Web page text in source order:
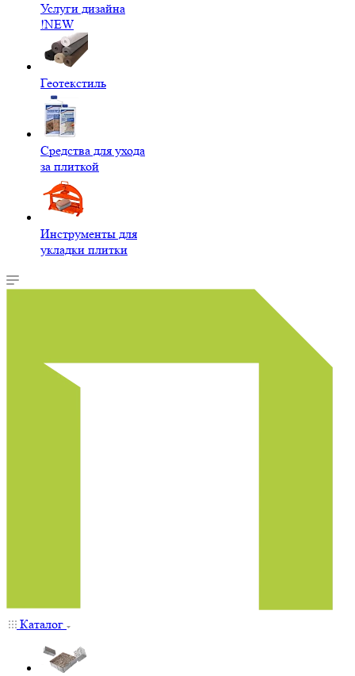
Услуги дизайна
!NEW
Геотекстиль
Средства для ухода
за плиткой
Инструменты для
укладки плитки
Каталог